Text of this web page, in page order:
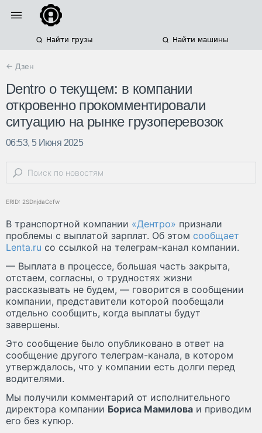
Найти грузы Найти машины
← Дзен
Dentro о текущем: в компании
откровенно прокомментировали
ситуацию на рынке грузоперевозок
06:53, 5 Июня 2025
ERID: 2SDnjdaCcfw
В транспортной компании «Дентро» признали
проблемы с выплатой зарплат. Об этом сообщает
Lenta.ru со ссылкой на телеграм-канал компании.
— Выплата в процессе, большая часть закрыта,
отстаем, согласны, о трудностях жизни
рассказывать не будем, — говорится в сообщении
компании, представители которой пообещали
отдельно сообщить, когда выплаты будут
завершены.
Это сообщение было опубликовано в ответ на
сообщение другого телеграм-канала, в котором
утверждалось, что у компании есть долги перед
водителями.
Мы получили комментарий от исполнительного
директора компании Бориса Мамилова и приводим
его без купюр.